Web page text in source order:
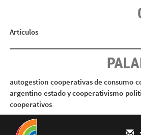
Artículos
autogestion cooperativas de consumo
argentino estado y cooperativismo
cooperativos